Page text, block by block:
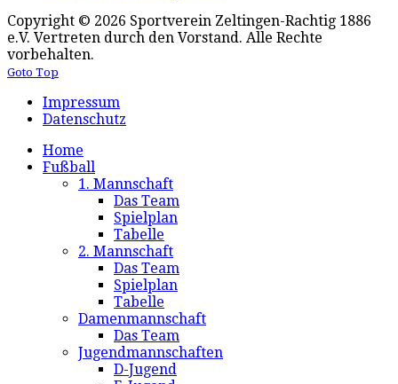
Copyright © 2026 Sportverein Zeltingen-Rachtig 1886
e.V. Vertreten durch den Vorstand. Alle Rechte
vorbehalten.
Goto Top
Impressum
Datenschutz
Home
Fußball
1. Mannschaft
Das Team
Spielplan
Tabelle
2. Mannschaft
Das Team
Spielplan
Tabelle
Damenmannschaft
Das Team
Jugendmannschaften
D-Jugend